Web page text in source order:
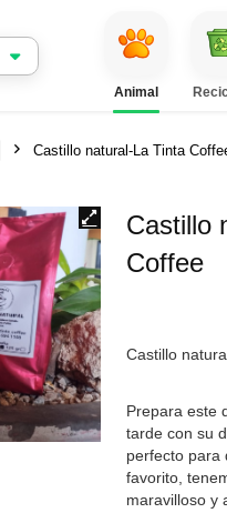
Animal
Castillo natural-La Tinta
Castillo
Coffee
Castillo
Prepara este
tarde con su
perfecto para
favorito,
maravilloso y